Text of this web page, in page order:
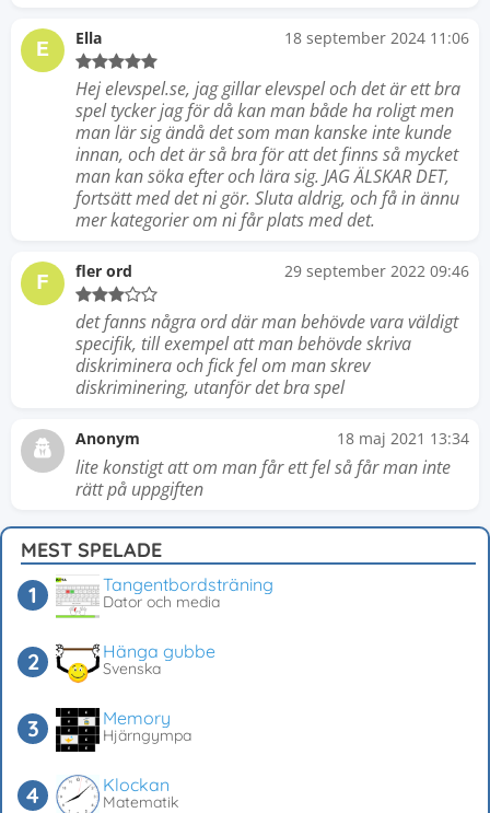
E Ella 18 september 2024 11:06
Hej elevspel.se, jag gillar elevspel och det är ett bra
spel tycker jag för då kan man både ha roligt men
man lär sig ändå det som man kanske inte kunde
innan, och det är så bra för att det finns så mycket
man kan söka efter och lära sig. JAG ÄLSKAR DET,
fortsätt med det ni gör. Sluta aldrig, och få in ännu
mer kategorier om ni får plats med det.
F fler ord 29 september 2022 09:46
det fanns några ord där man behövde vara väldigt
specifik, till exempel att man behövde skriva
diskriminera och fick fel om man skrev
diskriminering, utanför det bra spel
Anonym 18 maj 2021 13:34
lite konstigt att om man får ett fel så får man inte
rätt på uppgiften
MEST SPELADE
Tangentbordsträning
Dator och media
Hänga gubbe
Svenska
Memory
Hjärngympa
Klockan
Matematik